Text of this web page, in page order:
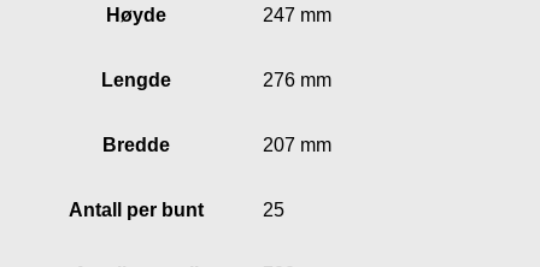
Høyde 247 mm
Lengde 276 mm
Bredde 207 mm
Antall per bunt 25